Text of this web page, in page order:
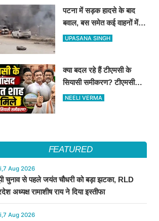
पटना में सड़क हादसे के बाद
बवाल, बस समेत कई वाहनों में
आग; हाईवे पर घंटों जाम
UPASANA SINGH
क्या बदल रहे हैं टीएमसी के
सियासी समीकरण? टीएमसी
सांसदों की शाह से मुलाकात पर
NEELI VERMA
FEATURED
Aug 2026
चुनाव से पहले जयंत चौधरी को बड़ा झटका, RLD
अध्यक्ष रामाशीष राय ने दिया इस्तीफा
Aug 2026